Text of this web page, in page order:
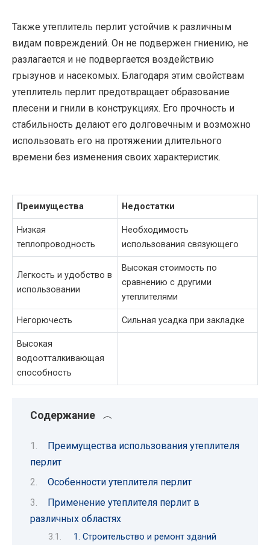
Также утеплитель перлит устойчив к различным
видам повреждений. Он не подвержен гниению, не
разлагается и не подвергается воздействию
грызунов и насекомых. Благодаря этим свойствам
утеплитель перлит предотвращает образование
плесени и гнили в конструкциях. Его прочность и
стабильность делают его долговечным и возможно
использовать его на протяжении длительного
времени без изменения своих характеристик.
Преимущества Недостатки
Низкая
теплопроводность
Необходимость
использования связующего
Легкость и удобство в
использовании
Высокая стоимость по
сравнению с другими
утеплителями
Негорючесть Сильная усадка при закладке
Высокая
водоотталкивающая
способность
Содержание
Преимущества использования утеплителя
перлит
Особенности утеплителя перлит
Применение утеплителя перлит в
различных областях
1. Строительство и ремонт зданий